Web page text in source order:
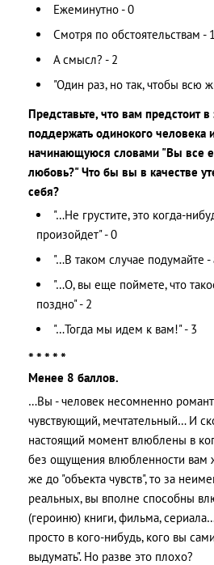
Ежеминутно - 0
Смотря по обстоятельствам - 1
А смысл? - 2
"Один раз, но так, чтобы всю
Представьте, что вам предстоит
поддержать одинокого человека
начинающуюся словами "Вы все
любовь?" Что бы вы в качестве
себя?
"…Не грустите, это когда-
произойдет" - 0
"…В таком случае подумайте -
"…О, вы еще поймете, что
поздно" - 2
"…Тогда мы идем к вам!" - 3
* * * * *
Менее 8 баллов.
…Вы - человек несомненно
чувствующий, мечтательный… И
настоящий момент влюблены в
без ощущения влюбленности вам
же до "объекта чувств", то за
реальных, вы вполне способны
(героиню) книги, фильма,
просто в кого-нибудь, кого вы
выдумать". Но разве это плохо?